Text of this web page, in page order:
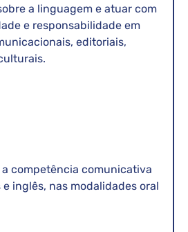
a linguagem e atuar com
e responsabilidade em
editoriais,
a competência comunicativa
inglês, nas modalidades oral